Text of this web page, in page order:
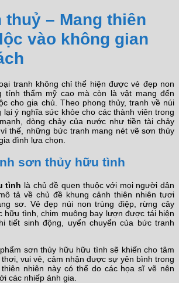
thuỷ – Mang thiên
vào không gian
tranh không chỉ thể hiện được vẻ đẹp non
tính thẩm mỹ cao mà còn là vật mang đến
cho gia chủ. Theo phong thủy, tranh về núi
lại ý nghĩa sức khỏe cho các thành viên trong
dòng chảy của nước như tiền tài chảy
thế, những bức tranh mang nét vẽ sơn thủy
đình lựa chọn.
sơn thủy hữu tình
tình là chủ đề quen thuộc với mọi người dân
tả về chủ đề khung cảnh thiên nhiên tươi
sơ. Vẻ đẹp núi non trùng điệp, rừng cây
hữu tình, chim muông bay lượn được tái hiện
tiết sinh động, uyển chuyển của bức tranh
sơn thủy hữu hữu tình sẽ khiến cho tâm
vui vẻ, cảm nhận được sự yên bình trong
nhiên này có thể do các họa sĩ vẽ nên
các nhiếp ảnh gia.